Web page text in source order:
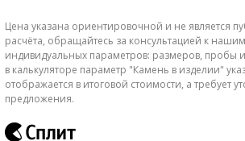
Цена указана ориентировочной и не является
расчёта, обращайтесь за консультацией к
индивидуальных параметров: размеров, пробы
в калькуляторе параметр "Камень в изделии"
отображается в итоговой стоимости, а требует
предложения.